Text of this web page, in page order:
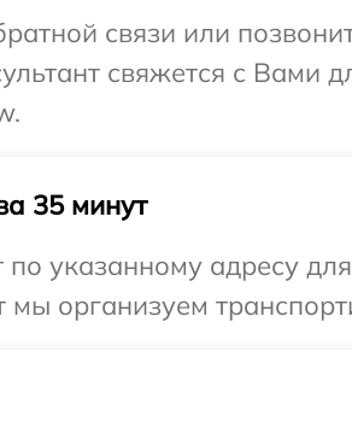
связи или
свяжется с Вами
35 минут
указанному адресу
организуем